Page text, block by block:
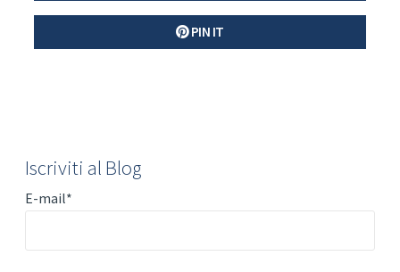
PIN IT
Iscriviti al Blog
E-mail*